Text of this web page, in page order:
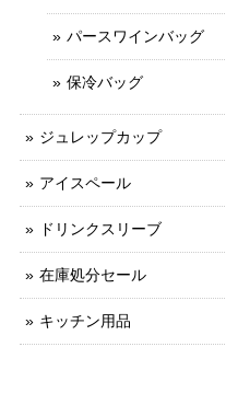
パースワインバッグ
保冷バッグ
ジュレップカップ
アイスペール
ドリンクスリーブ
在庫処分セール
キッチン用品